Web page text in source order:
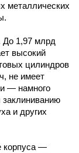
металлических
До 1,97 млрд
высокий
цилиндров
не имеет
— намного
и других
корпуса —